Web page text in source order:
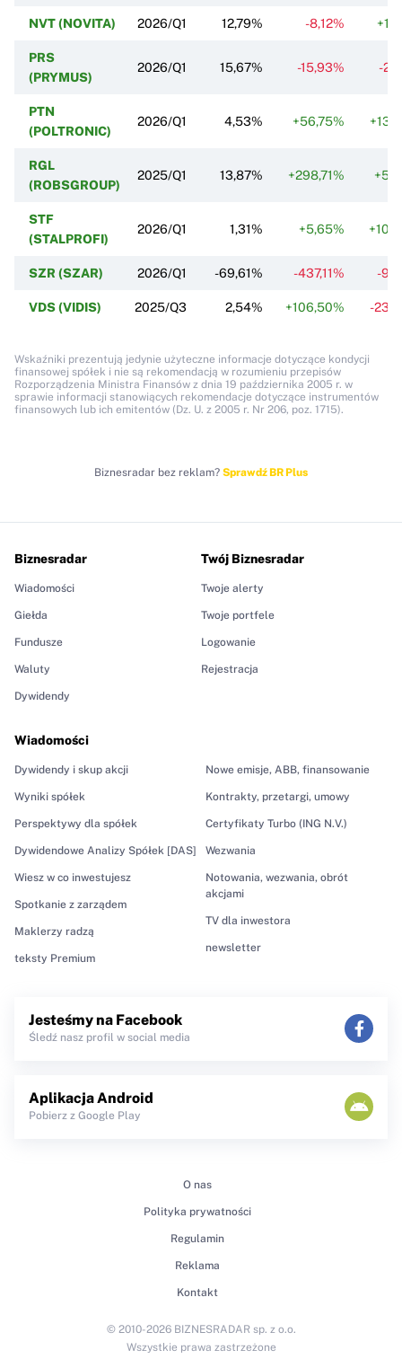
NVT (NOVITA) 2026/Q1 12,79% -8,12%
PRS
(PRYMUS)
2026/Q1 15,67% -15,93% -
PTN
(POLTRONIC)
2026/Q1 4,53% +56,75%
RGL
(ROBSGROUP)
2025/Q1 13,87% +298,71%
STF
(STALPROFI)
2026/Q1 1,31% +5,65%
SZR (SZAR) 2026/Q1 -69,61% -437,11% -
VDS (VIDIS) 2025/Q3 2,54% +106,50% -
Wskaźniki prezentują jedynie użyteczne informacje dotyczące kondycji
finansowej spółek i nie są rekomendacją w rozumieniu przepisów
Rozporządzenia Ministra Finansów z dnia 19 października 2005 r. w
sprawie informacji stanowiących rekomendacje dotyczące instrumentów
finansowych lub ich emitentów (Dz. U. z 2005 r. Nr 206, poz. 1715).
Biznesradar bez reklam? Sprawdź BR Plus
Biznesradar
Wiadomości
Giełda
Fundusze
Waluty
Dywidendy
Wiadomości
Dywidendy i skup akcji
Wyniki spółek
Perspektywy dla spółek
Dywidendowe Analizy Spółek [DAS]
Wiesz w co inwestujesz
Spotkanie z zarządem
Maklerzy radzą
teksty Premium
Nowe emisje, ABB, finansowanie
Kontrakty, przetargi, umowy
Certyfikaty Turbo (ING N.V.)
Wezwania
Notowania, wezwania, obrót
akcjami
TV dla inwestora
newsletter
Twój Biznesradar
Twoje alerty
Twoje portfele
Logowanie
Rejestracja
Jesteśmy na Facebook
Śledź nasz profil w social media
Aplikacja Android
Pobierz z Google Play
O nas
Polityka prywatności
Regulamin
Reklama
Kontakt
© 2010-2026 BIZNESRADAR sp. z o.o.
Wszystkie prawa zastrzeżone